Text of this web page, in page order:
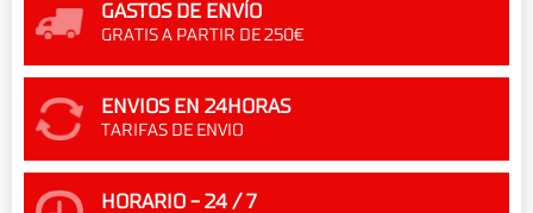
GASTOS DE ENVÍO
GRATIS A PARTIR DE 250€
ENVIOS EN 24HORAS
TARIFAS DE ENVIO
HORARIO - 24 / 7